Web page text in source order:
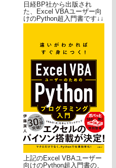
日経BP社から出版され
た、Excel VBAユーザー向
けのPython超入門書です↓↓
上記のExcel VBAユーザー
向けのPython超入門書の、